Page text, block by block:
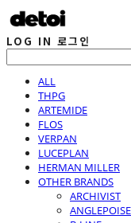
LOG IN 로그인
ALL
THPG
ARTEMIDE
FLOS
VERPAN
LUCEPLAN
HERMAN MILLER
OTHER BRANDS
ARCHIVIST
ANGLEPOISE